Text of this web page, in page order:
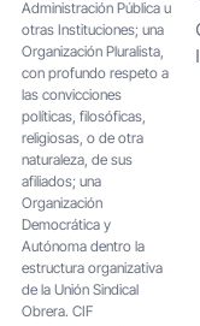
Administración Pública u
otras Instituciones; una
Organización Pluralista,
con profundo respeto a
las convicciones
políticas, filosóficas,
religiosas, o de otra
naturaleza, de sus
afiliados; una
Organización
Democrática y
Autónoma dentro la
estructura organizativa
de la Unión Sindical
Obrera. CIF